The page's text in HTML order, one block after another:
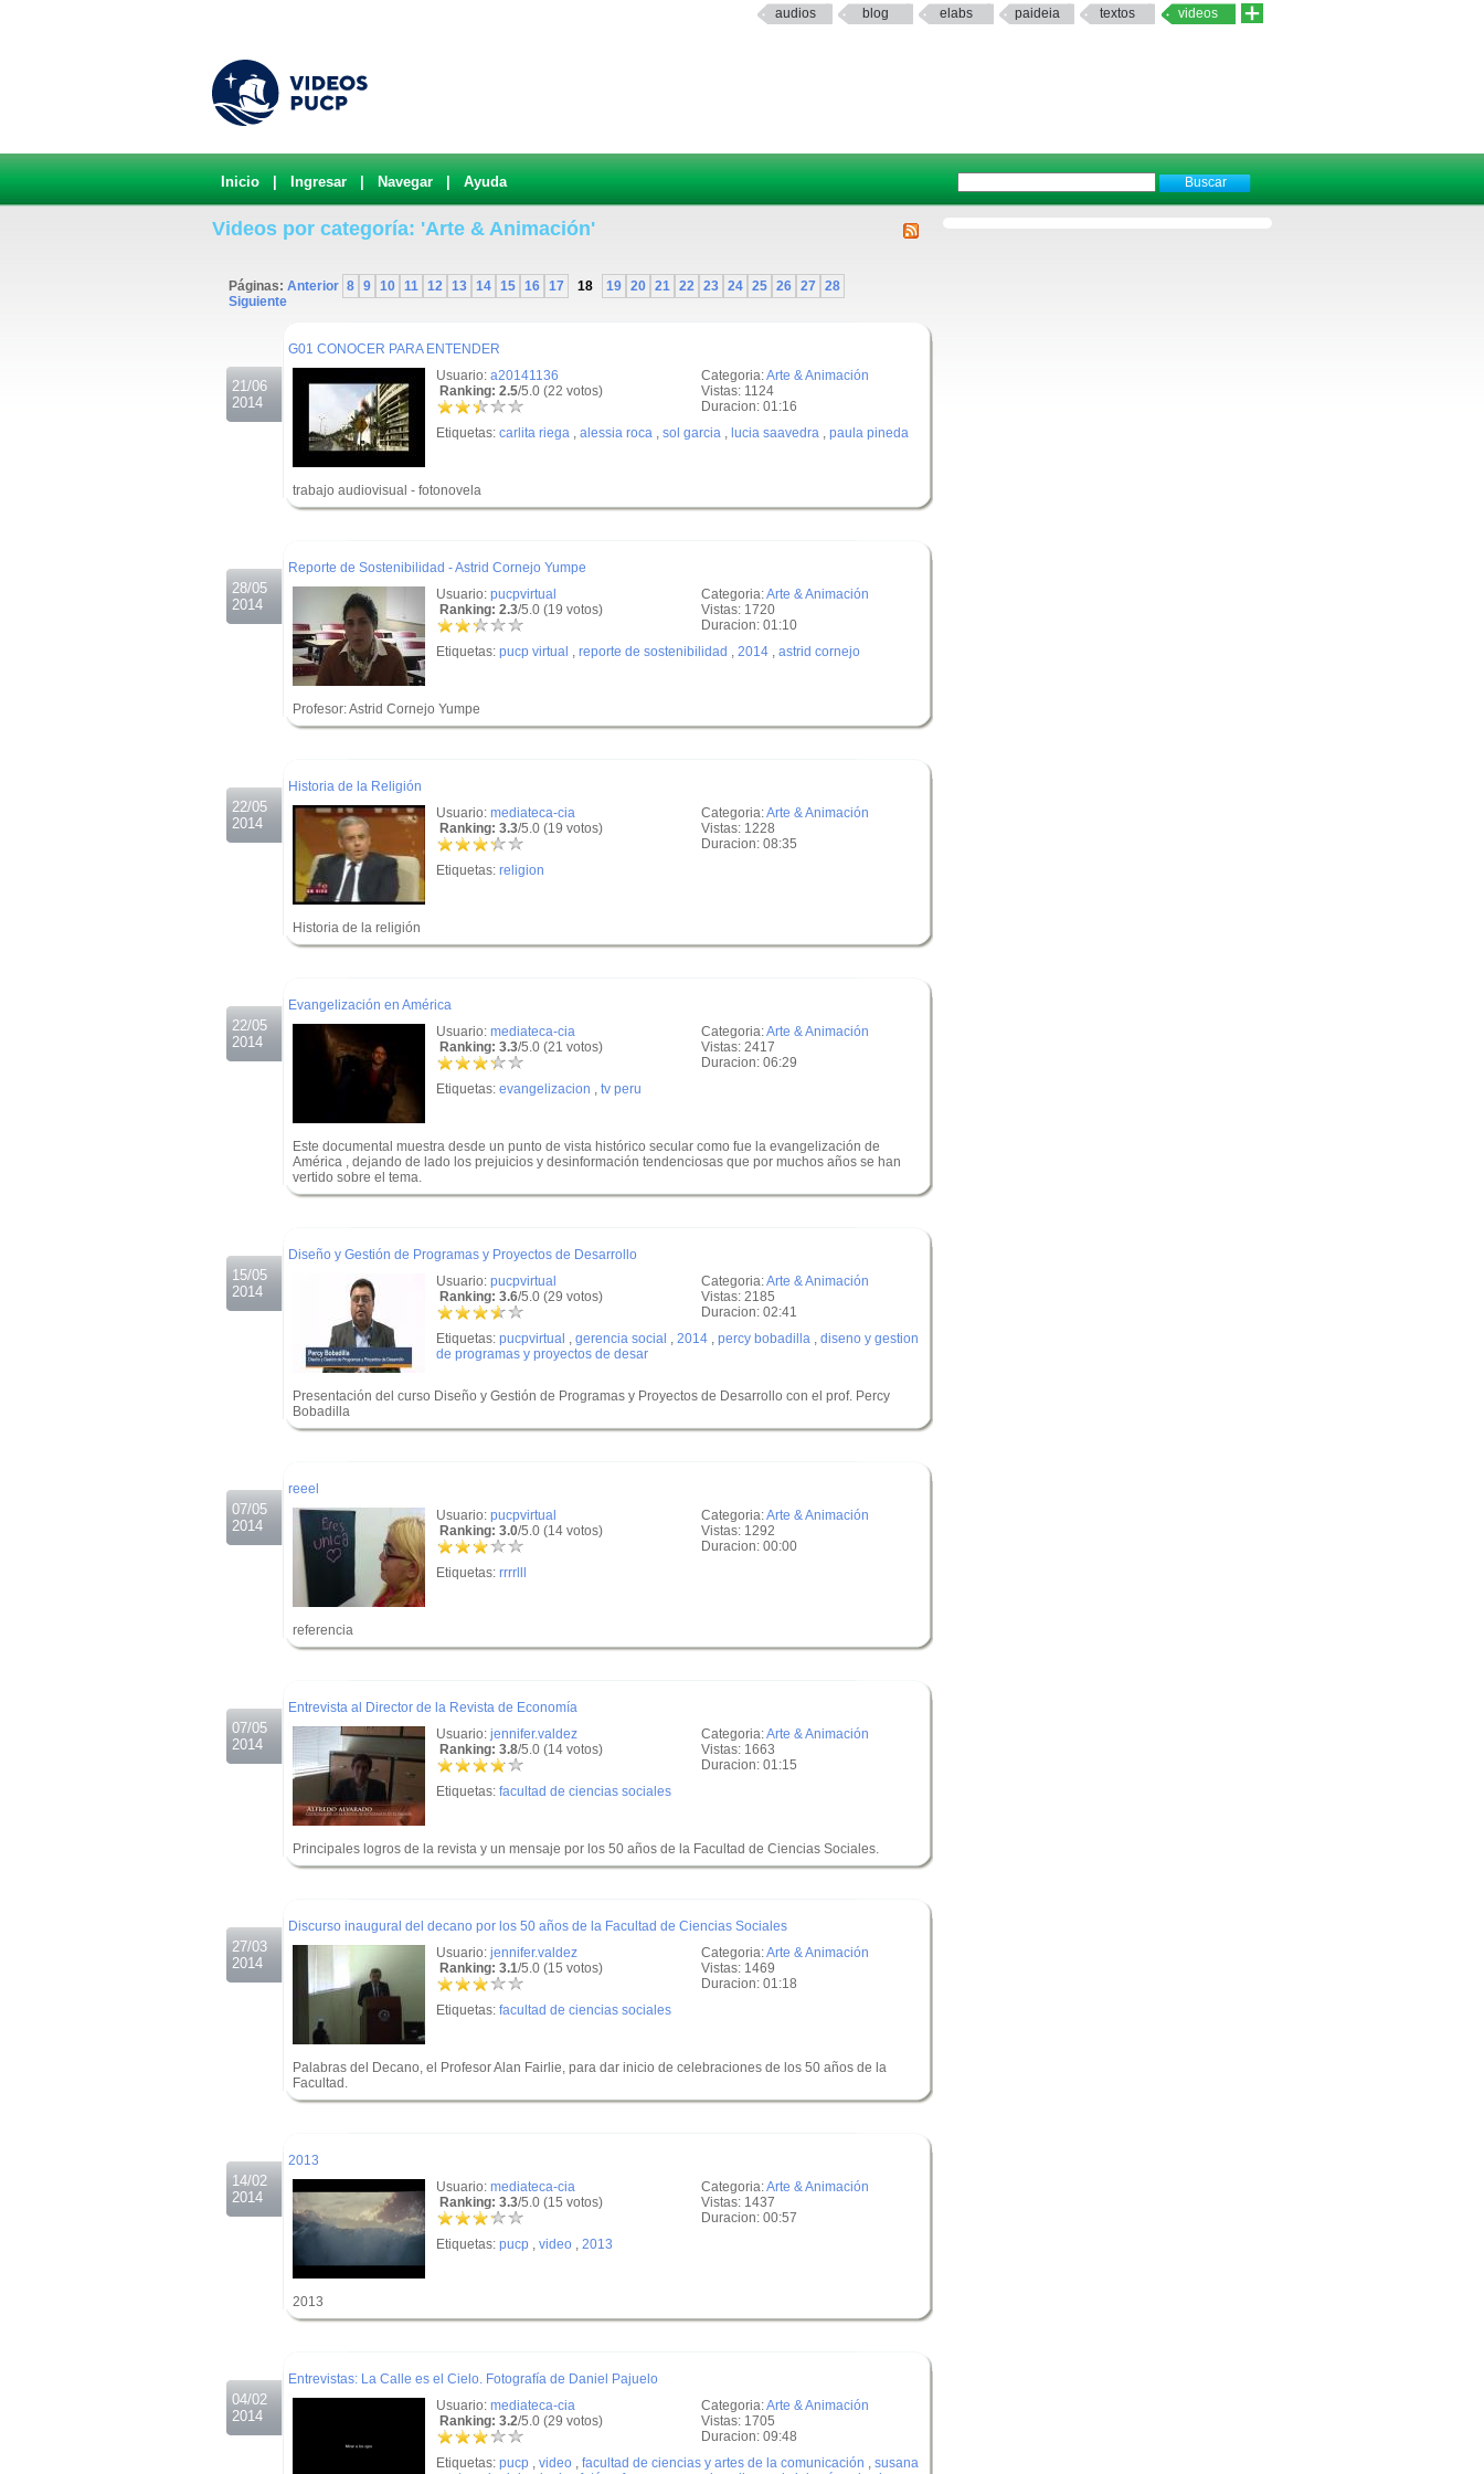
audios blog elabs paideia textos videos
Inicio Ingresar Navegar Ayuda
Videos por categoría: 'Arte & Animación'
Páginas: Anterior 8 9 10 11 12 13 14 15 16 17 18 19 20 21 22 23 24 25 26 27 28
Siguiente
21/06
2014
G01 CONOCER PARA ENTENDER
Categoria:Arte & Animación
Vistas: 1124
Duracion: 01:16
Usuario: a20141136
Ranking: 2.5/5.0 (22 votos)
Etiquetas: carlita riega , alessia roca , sol garcia , lucia saavedra , paula pineda
trabajo audiovisual - fotonovela
28/05
2014
Reporte de Sostenibilidad - Astrid Cornejo Yumpe
Categoria:Arte & Animación
Vistas: 1720
Duracion: 01:10
Usuario: pucpvirtual
Ranking: 2.3/5.0 (19 votos)
Etiquetas: pucp virtual , reporte de sostenibilidad , 2014 , astrid cornejo
Profesor: Astrid Cornejo Yumpe
22/05
2014
Historia de la Religión
Categoria:Arte & Animación
Vistas: 1228
Duracion: 08:35
Usuario: mediateca-cia
Ranking: 3.3/5.0 (19 votos)
Etiquetas: religion
Historia de la religión
22/05
2014
Evangelización en América
Categoria:Arte & Animación
Vistas: 2417
Duracion: 06:29
Usuario: mediateca-cia
Ranking: 3.3/5.0 (21 votos)
Etiquetas: evangelizacion , tv peru
Este documental muestra desde un punto de vista histórico secular como fue la evangelización de
América , dejando de lado los prejuicios y desinformación tendenciosas que por muchos años se han
vertido sobre el tema.
15/05
2014
Diseño y Gestión de Programas y Proyectos de Desarrollo
Categoria:Arte & Animación
Vistas: 2185
Duracion: 02:41
Usuario: pucpvirtual
Ranking: 3.6/5.0 (29 votos)
Etiquetas: pucpvirtual , gerencia social , 2014 , percy bobadilla , diseno y gestion
de programas y proyectos de desar
Presentación del curso Diseño y Gestión de Programas y Proyectos de Desarrollo con el prof. Percy
Bobadilla
07/05
2014
reeel
Categoria:Arte & Animación
Vistas: 1292
Duracion: 00:00
Usuario: pucpvirtual
Ranking: 3.0/5.0 (14 votos)
Etiquetas: rrrrlll
referencia
07/05
2014
Entrevista al Director de la Revista de Economía
Categoria:Arte & Animación
Vistas: 1663
Duracion: 01:15
Usuario: jennifer.valdez
Ranking: 3.8/5.0 (14 votos)
Etiquetas: facultad de ciencias sociales
Principales logros de la revista y un mensaje por los 50 años de la Facultad de Ciencias Sociales.
27/03
2014
Discurso inaugural del decano por los 50 años de la Facultad de Ciencias Sociales
Categoria:Arte & Animación
Vistas: 1469
Duracion: 01:18
Usuario: jennifer.valdez
Ranking: 3.1/5.0 (15 votos)
Etiquetas: facultad de ciencias sociales
Palabras del Decano, el Profesor Alan Fairlie, para dar inicio de celebraciones de los 50 años de la
Facultad.
14/02
2014
2013
Categoria:Arte & Animación
Vistas: 1437
Duracion: 00:57
Usuario: mediateca-cia
Ranking: 3.3/5.0 (15 votos)
Etiquetas: pucp , video , 2013
2013
04/02
2014
Entrevistas: La Calle es el Cielo. Fotografía de Daniel Pajuelo
Categoria:Arte & Animación
Vistas: 1705
Duracion: 09:48
Usuario: mediateca-cia
Ranking: 3.2/5.0 (29 votos)
Etiquetas: pucp , video , facultad de ciencias y artes de la comunicación , susana